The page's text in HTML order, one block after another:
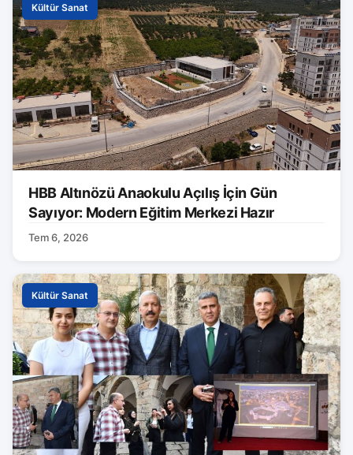
Kültür Sanat
HBB Altınözü Anaokulu Açılış İçin Gün
Sayıyor: Modern Eğitim Merkezi Hazır
Tem 6, 2026
Kültür Sanat